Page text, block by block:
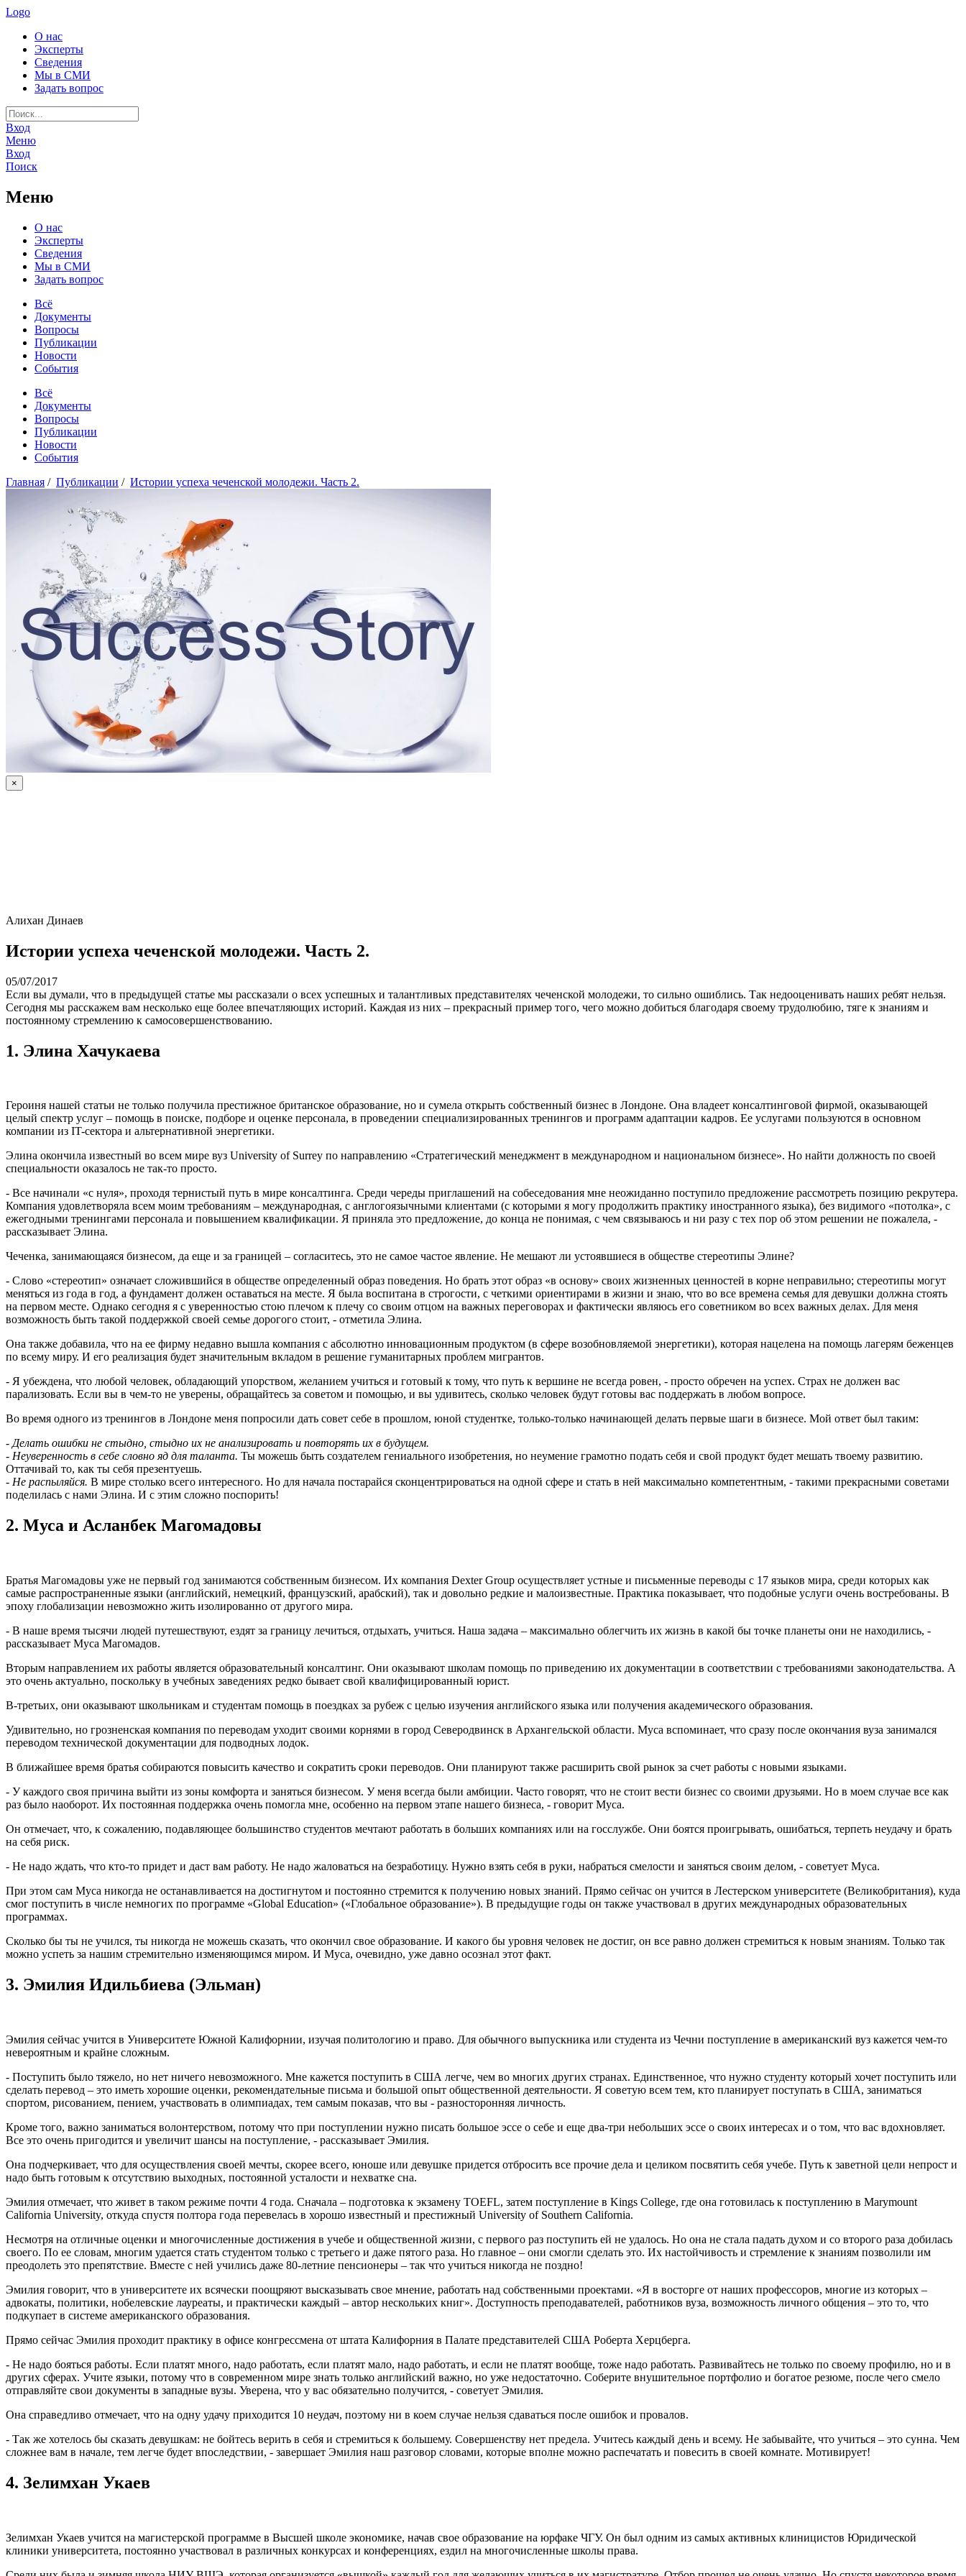
Logo
О нас
Эксперты
Сведения
Мы в СМИ
Задать вопрос
Вход
Меню
Вход
Поиск
Меню
О нас
Эксперты
Сведения
Мы в СМИ
Задать вопрос
Всё
Документы
Вопросы
Публикации
Новости
События
Всё
Документы
Вопросы
Публикации
Новости
События
Главная / Публикации / Истории успеха чеченской молодежи. Часть 2.
×
Алихан Динаев
Истории успеха чеченской молодежи. Часть 2.
05/07/2017
Если вы думали, что в предыдущей статье мы рассказали о всех успешных и талантливых представителях чеченской молодежи, то сильно ошиблись. Так недооценивать наших ребят нельзя.
Сегодня мы расскажем вам несколько еще более впечатляющих историй. Каждая из них – прекрасный пример того, чего можно добиться благодаря своему трудолюбию, тяге к знаниям и
постоянному стремлению к самосовершенствованию.
1. Элина Хачукаева
Героиня нашей статьи не только получила престижное британское образование, но и сумела открыть собственный бизнес в Лондоне. Она владеет консалтинговой фирмой, оказывающей
целый спектр услуг – помощь в поиске, подборе и оценке персонала, в проведении специализированных тренингов и программ адаптации кадров. Ее услугами пользуются в основном
компании из IT-сектора и альтернативной энергетики.
Элина окончила известный во всем мире вуз University of Surrey по направлению «Стратегический менеджмент в международном и национальном бизнесе». Но найти должность по своей
специальности оказалось не так-то просто.
- Все начинали «с нуля», проходя тернистый путь в мире консалтинга. Среди череды приглашений на собеседования мне неожиданно поступило предложение рассмотреть позицию рекрутера.
Компания удовлетворяла всем моим требованиям – международная, с англогоязычными клиентами (с которыми я могу продолжить практику иностранного языка), без видимого «потолка», с
ежегодными тренингами персонала и повышением квалификации. Я приняла это предложение, до конца не понимая, с чем связываюсь и ни разу с тех пор об этом решении не пожалела, -
рассказывает Элина.
Чеченка, занимающаяся бизнесом, да еще и за границей – согласитесь, это не самое частое явление. Не мешают ли устоявшиеся в обществе стереотипы Элине?
- Слово «стереотип» означает сложившийся в обществе определенный образ поведения. Но брать этот образ «в основу» своих жизненных ценностей в корне неправильно; стереотипы могут
меняться из года в год, а фундамент должен оставаться на месте. Я была воспитана в строгости, с четкими ориентирами в жизни и знаю, что во все времена семья для девушки должна стоять
на первом месте. Однако сегодня я с уверенностью стою плечом к плечу со своим отцом на важных переговорах и фактически являюсь его советником во всех важных делах. Для меня
возможность быть такой поддержкой своей семье дорогого стоит, - отметила Элина.
Она также добавила, что на ее фирму недавно вышла компания с абсолютно инновационным продуктом (в сфере возобновляемой энергетики), которая нацелена на помощь лагерям беженцев
по всему миру. И его реализация будет значительным вкладом в решение гуманитарных проблем мигрантов.
- Я убеждена, что любой человек, обладающий упорством, желанием учиться и готовый к тому, что путь к вершине не всегда ровен, - просто обречен на успех. Страх не должен вас
парализовать. Если вы в чем-то не уверены, обращайтесь за советом и помощью, и вы удивитесь, сколько человек будут готовы вас поддержать в любом вопросе.
Во время одного из тренингов в Лондоне меня попросили дать совет себе в прошлом, юной студентке, только-только начинающей делать первые шаги в бизнесе. Мой ответ был таким:
- Делать ошибки не стыдно, стыдно их не анализировать и повторять их в будущем.
- Неуверенность в себе словно яд для таланта. Ты можешь быть создателем гениального изобретения, но неумение грамотно подать себя и свой продукт будет мешать твоему развитию.
Оттачивай то, как ты себя презентуешь.
- Не распыляйся. В мире столько всего интересного. Но для начала постарайся сконцентрироваться на одной сфере и стать в ней максимально компетентным, - такими прекрасными советами
поделилась с нами Элина. И с этим сложно поспорить!
2. Муса и Асланбек Магомадовы
Братья Магомадовы уже не первый год занимаются собственным бизнесом. Их компания Dexter Group осуществляет устные и письменные переводы с 17 языков мира, среди которых как
самые распространенные языки (английский, немецкий, французский, арабский), так и довольно редкие и малоизвестные. Практика показывает, что подобные услуги очень востребованы. В
эпоху глобализации невозможно жить изолированно от другого мира.
- В наше время тысячи людей путешествуют, ездят за границу лечиться, отдыхать, учиться. Наша задача – максимально облегчить их жизнь в какой бы точке планеты они не находились, -
рассказывает Муса Магомадов.
Вторым направлением их работы является образовательный консалтинг. Они оказывают школам помощь по приведению их документации в соответствии с требованиями законодательства. А
это очень актуально, поскольку в учебных заведениях редко бывает свой квалифицированный юрист.
В-третьих, они оказывают школьникам и студентам помощь в поездках за рубеж с целью изучения английского языка или получения академического образования.
Удивительно, но грозненская компания по переводам уходит своими корнями в город Северодвинск в Архангельской области. Муса вспоминает, что сразу после окончания вуза занимался
переводом технической документации для подводных лодок.
В ближайшее время братья собираются повысить качество и сократить сроки переводов. Они планируют также расширить свой рынок за счет работы с новыми языками.
- У каждого своя причина выйти из зоны комфорта и заняться бизнесом. У меня всегда были амбиции. Часто говорят, что не стоит вести бизнес со своими друзьями. Но в моем случае все как
раз было наоборот. Их постоянная поддержка очень помогла мне, особенно на первом этапе нашего бизнеса, - говорит Муса.
Он отмечает, что, к сожалению, подавляющее большинство студентов мечтают работать в больших компаниях или на госслужбе. Они боятся проигрывать, ошибаться, терпеть неудачу и брать
на себя риск.
- Не надо ждать, что кто-то придет и даст вам работу. Не надо жаловаться на безработицу. Нужно взять себя в руки, набраться смелости и заняться своим делом, - советует Муса.
При этом сам Муса никогда не останавливается на достигнутом и постоянно стремится к получению новых знаний. Прямо сейчас он учится в Лестерском университете (Великобритания), куда
смог поступить в числе немногих по программе «Global Education» («Глобальное образование»). В предыдущие годы он также участвовал в других международных образовательных
программах.
Сколько бы ты не учился, ты никогда не можешь сказать, что окончил свое образование. И какого бы уровня человек не достиг, он все равно должен стремиться к новым знаниям. Только так
можно успеть за нашим стремительно изменяющимся миром. И Муса, очевидно, уже давно осознал этот факт.
3. Эмилия Идильбиева (Эльман)
Эмилия сейчас учится в Университете Южной Калифорнии, изучая политологию и право. Для обычного выпускника или студента из Чечни поступление в американский вуз кажется чем-то
невероятным и крайне сложным.
- Поступить было тяжело, но нет ничего невозможного. Мне кажется поступить в США легче, чем во многих других странах. Единственное, что нужно студенту который хочет поступить или
сделать перевод – это иметь хорошие оценки, рекомендательные письма и большой опыт общественной деятельности. Я советую всем тем, кто планирует поступать в США, заниматься
спортом, рисованием, пением, участвовать в олимпиадах, тем самым показав, что вы - разносторонняя личность.
Кроме того, важно заниматься волонтерством, потому что при поступлении нужно писать большое эссе о себе и еще два-три небольших эссе о своих интересах и о том, что вас вдохновляет.
Все это очень пригодится и увеличит шансы на поступление, - рассказывает Эмилия.
Она подчеркивает, что для осуществления своей мечты, скорее всего, юноше или девушке придется отбросить все прочие дела и целиком посвятить себя учебе. Путь к заветной цели непрост и
надо быть готовым к отсутствию выходных, постоянной усталости и нехватке сна.
Эмилия отмечает, что живет в таком режиме почти 4 года. Сначала – подготовка к экзамену TOEFL, затем поступление в Kings College, где она готовилась к поступлению в Marymount
California University, откуда спустя полтора года перевелась в хорошо известный и престижный University of Southern California.
Несмотря на отличные оценки и многочисленные достижения в учебе и общественной жизни, с первого раз поступить ей не удалось. Но она не стала падать духом и со второго раза добилась
своего. По ее словам, многим удается стать студентом только с третьего и даже пятого раза. Но главное – они смогли сделать это. Их настойчивость и стремление к знаниям позволили им
преодолеть это препятствие. Вместе с ней учились даже 80-летние пенсионеры – так что учиться никогда не поздно!
Эмилия говорит, что в университете их всячески поощряют высказывать свое мнение, работать над собственными проектами. «Я в восторге от наших профессоров, многие из которых –
адвокаты, политики, нобелевские лауреаты, и практически каждый – автор нескольких книг». Доступность преподавателей, работников вуза, возможность личного общения – это то, что
подкупает в системе американского образования.
Прямо сейчас Эмилия проходит практику в офисе конгрессмена от штата Калифорния в Палате представителей США Роберта Херцберга.
- Не надо бояться работы. Если платят много, надо работать, если платят мало, надо работать, и если не платят вообще, тоже надо работать. Развивайтесь не только по своему профилю, но и в
других сферах. Учите языки, потому что в современном мире знать только английский важно, но уже недостаточно. Соберите внушительное портфолио и богатое резюме, после чего смело
отправляйте свои документы в западные вузы. Уверена, что у вас обязательно получится, - советует Эмилия.
Она справедливо отмечает, что на одну удачу приходится 10 неудач, поэтому ни в коем случае нельзя сдаваться после ошибок и провалов.
- Так же хотелось бы сказать девушкам: не бойтесь верить в себя и стремиться к большему. Совершенству нет предела. Учитесь каждый день и всему. Не забывайте, что учиться – это сунна. Чем
сложнее вам в начале, тем легче будет впоследствии, - завершает Эмилия наш разговор словами, которые вполне можно распечатать и повесить в своей комнате. Мотивирует!
4. Зелимхан Укаев
Зелимхан Укаев учится на магистерской программе в Высшей школе экономике, начав свое образование на юрфаке ЧГУ. Он был одним из самых активных клиницистов Юридической
клиники университета, постоянно участвовал в различных конкурсах и конференциях, ездил на многочисленные школы права.